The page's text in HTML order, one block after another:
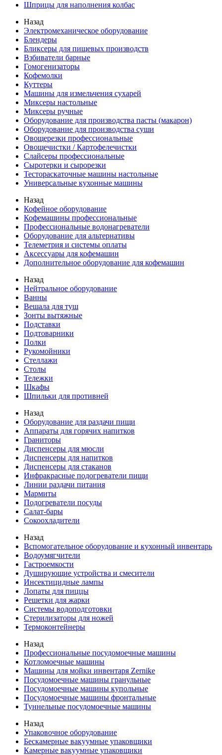
Шприцы для наполнения колбас
Назад
Электромеханическое оборудование
Блендеры
Бликсеры для пищевых производств
Взбиватели барные
Гомогенизаторы
Кофемолки
Куттеры
Машины для измельчения сухарей
Миксеры настольные
Миксеры ручные
Оборудование для производства пасты (макарон)
Оборудование для производства суши
Овощерезки профессиональные
Овощечистки / Картофелечистки
Слайсеры профессиональные
Сыротерки и сырорезки
Тестораскаточные машины настольные
Универсальные кухонные машины
Назад
Кофейное оборудование
Кофемашины профессиональные
Профессиональные водонагреватели
Оборудование для альтернативы
Телеметрия и системы оплаты
Аксессуары для кофемашин
Дополнительное оборудование для кофемашин
Назад
Нейтральное оборудование
Ванны
Вешала для туш
Зонты вытяжные
Подставки
Подтоварники
Полки
Рукомойники
Стеллажи
Столы
Тележки
Шкафы
Шпильки для противней
Назад
Оборудование для раздачи пищи
Аппараты для горячих напитков
Граниторы
Диспенсеры для мюсли
Диспенсеры для напитков
Диспенсеры для стаканов
Инфракрасные подогреватели пищи
Линии раздачи питания
Мармиты
Подогреватели посуды
Салат-бары
Сокоохладители
Назад
Вспомогательное оборудование и кухонный инвентарь
Водоумягчители
Гастроемкости
Душирующие устройства и смесители
Инсектицидные лампы
Лопаты для пиццы
Решетки для жарки
Системы водоподготовки
Стерилизаторы для ножей
Термоконтейнеры
Назад
Профессиональные посудомоечные машины
Котломоечные машины
Машины для мойки инвентаря Zernike
Посудомоечные машины гранульные
Посудомоечные машины купольные
Посудомоечные машины фронтальные
Туннельные посудомоечные машины
Назад
Упаковочное оборудование
Бескамерные вакуумные упаковщики
Камерные вакуумные упаковщики